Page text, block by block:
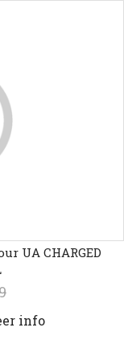
UA CHARGED
info